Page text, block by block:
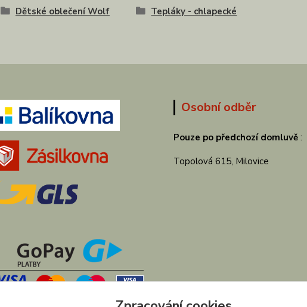
Dětské oblečení Wolf Tepláky - chlapecké
Osobní odběr
Pouze po předchozí domluvě :
Topolová 615, Milovice